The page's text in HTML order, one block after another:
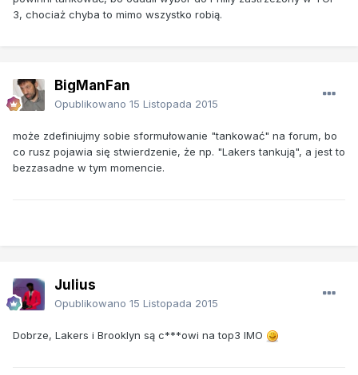
3, chociaż chyba to mimo wszystko robią.
BigManFan
Opublikowano 15 Listopada 2015
może zdefiniujmy sobie sformułowanie "tankować" na forum, bo
co rusz pojawia się stwierdzenie, że np. "Lakers tankują", a jest to
bezzasadne w tym momencie.
Julius
Opublikowano 15 Listopada 2015
Dobrze, Lakers i Brooklyn są c***owi na top3 IMO